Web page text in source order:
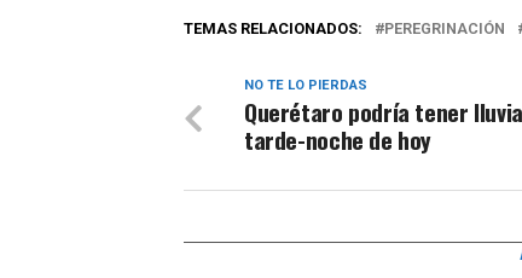
TEMAS RELACIONADOS: PEREGRINACIÓN
NO TE LO PIERDAS
Querétaro podría tener
tarde-noche de hoy